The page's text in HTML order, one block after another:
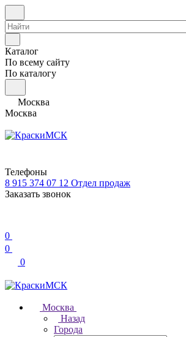
Каталог
По всему сайту
По каталогу
Москва
Москва
Телефоны
8 915 374 07 12 Отдел продаж
Заказать звонок
0
0
0
Москва
Назад
Города